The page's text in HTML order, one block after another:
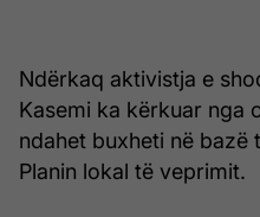
Ndërkaq aktivistja e
Kasemi ka kërkuar nga
ndahet buxheti në
Planin lokal të veprimit.